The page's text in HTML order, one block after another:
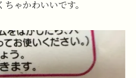
ゃかわいいです。